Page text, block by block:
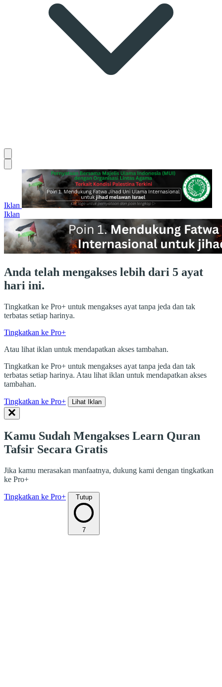
Iklan
Iklan
Anda telah mengakses lebih dari 5 ayat
hari ini.
Tingkatkan ke Pro+ untuk mengakses ayat tanpa jeda dan tak
terbatas setiap harinya.
Tingkatkan ke Pro+
Atau lihat iklan untuk mendapatkan akses tambahan.
Tingkatkan ke Pro+ untuk mengakses ayat tanpa jeda dan tak
terbatas setiap harinya. Atau lihat iklan untuk mendapatkan akses
tambahan.
Tingkatkan ke Pro+ Lihat Iklan
Kamu Sudah Mengakses Learn Quran
Tafsir Secara Gratis
Jika kamu merasakan manfaatnya, dukung kami dengan tingkatkan
ke Pro+
Tingkatkan ke Pro+ Tutup
7